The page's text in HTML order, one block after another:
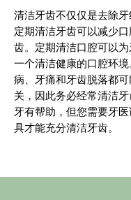
清洁牙齿不仅仅是去除牙
定期清洁牙齿可以减少
齿。定期清洁口腔可以
一个清洁健康的口腔环
病、牙痛和牙齿脱落都
关，因此务必经常清洁
牙有帮助，但您需要牙
具才能充分清洁牙齿。